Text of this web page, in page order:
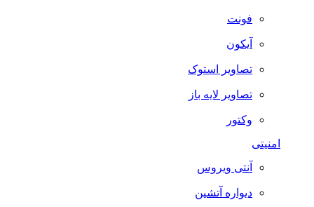
فونت
آیکون
تصاویر استوک
تصاویر لایه باز
وکتور
امنیتی
آنتی ویروس
دیواره آتشین